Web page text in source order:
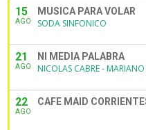
15
AGO
MUSICA PARA VOLAR
SODA SINFONICO
21
AGO
NI MEDIA PALABRA
NICOLAS CABRE -
22
AGO
CAFE MAID